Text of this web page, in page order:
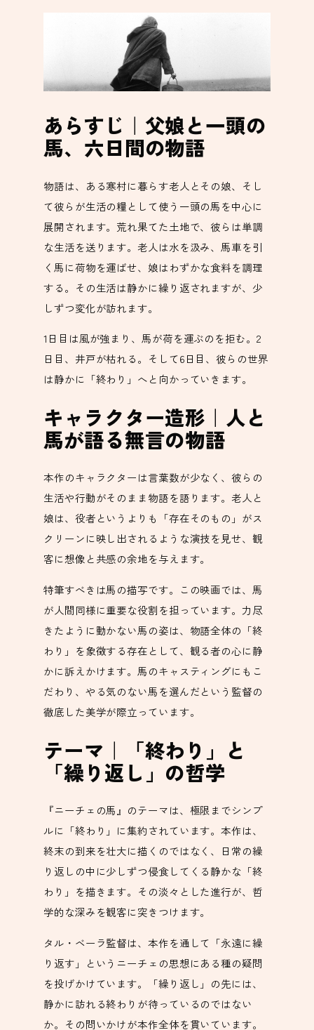
あらすじ｜父娘と一頭の
馬、六日間の物語
物語は、ある寒村に暮らす老人とその娘、そし
て彼らが生活の糧として使う一頭の馬を中心に
展開されます。荒れ果てた土地で、彼らは単調
な生活を送ります。老人は水を汲み、馬車を引
く馬に荷物を運ばせ、娘はわずかな食料を調理
する。その生活は静かに繰り返されますが、少
しずつ変化が訪れます。
1日目は風が強まり、馬が荷を運ぶのを拒む。2
日目、井戸が枯れる。そして6日目、彼らの世界
は静かに「終わり」へと向かっていきます。
キャラクター造形｜人と
馬が語る無言の物語
本作のキャラクターは言葉数が少なく、彼らの
生活や行動がそのまま物語を語ります。老人と
娘は、役者というよりも「存在そのもの」がス
クリーンに映し出されるような演技を見せ、観
客に想像と共感の余地を与えます。
特筆すべきは馬の描写です。この映画では、馬
が人間同様に重要な役割を担っています。力尽
きたように動かない馬の姿は、物語全体の「終
わり」を象徴する存在として、観る者の心に静
かに訴えかけます。馬のキャスティングにもこ
だわり、やる気のない馬を選んだという監督の
徹底した美学が際立っています。
テーマ｜「終わり」と
「繰り返し」の哲学
『ニーチェの馬』のテーマは、極限までシンプ
ルに「終わり」に集約されています。本作は、
終末の到来を壮大に描くのではなく、日常の繰
り返しの中に少しずつ侵食してくる静かな「終
わり」を描きます。その淡々とした進行が、哲
学的な深みを観客に突きつけます。
タル・ベーラ監督は、本作を通して「永遠に繰
り返す」というニーチェの思想にある種の疑問
を投げかけています。「繰り返し」の先には、
静かに訪れる終わりが待っているのではない
か。その問いかけが本作全体を貫いています。